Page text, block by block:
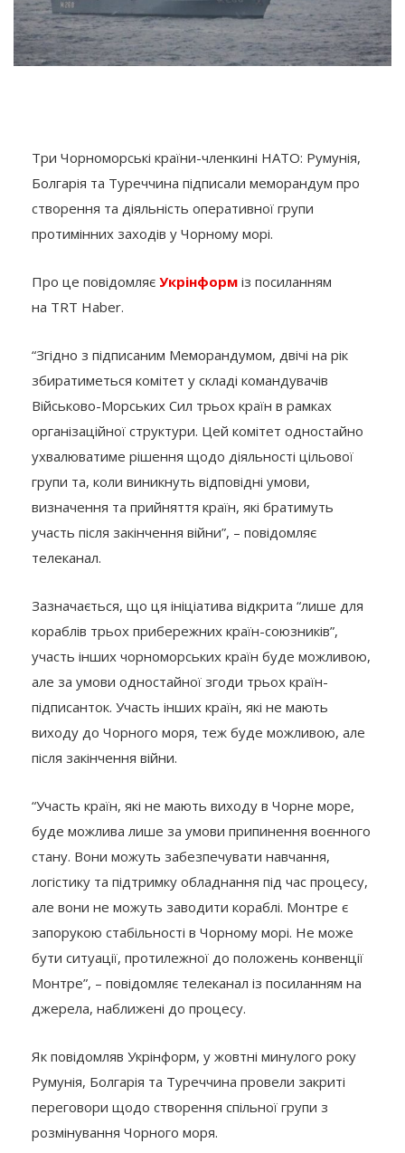
Три Чорноморські країни-членкині НАТО: Румунія,
Болгарія та Туреччина підписали меморандум про
створення та діяльність оперативної групи
протимінних заходів у Чорному морі.
Про це повідомляє Укрінформ із посиланням
на TRT Haber.
“Згідно з підписаним Меморандумом, двічі на рік
збиратиметься комітет у складі командувачів
Військово-Морських Сил трьох країн в рамках
організаційної структури. Цей комітет одностайно
ухвалюватиме рішення щодо діяльності цільової
групи та, коли виникнуть відповідні умови,
визначення та прийняття країн, які братимуть
участь після закінчення війни”, – повідомляє
телеканал.
Зазначається, що ця ініціатива відкрита “лише для
кораблів трьох прибережних країн-союзників”,
участь інших чорноморських країн буде можливою,
але за умови одностайної згоди трьох країн-
підписанток. Участь інших країн, які не мають
виходу до Чорного моря, теж буде можливою, але
після закінчення війни.
“Участь країн, які не мають виходу в Чорне море,
буде можлива лише за умови припинення воєнного
стану. Вони можуть забезпечувати навчання,
логістику та підтримку обладнання під час процесу,
але вони не можуть заводити кораблі. Монтре є
запорукою стабільності в Чорному морі. Не може
бути ситуації, протилежної до положень конвенції
Монтре”, – повідомляє телеканал із посиланням на
джерела, наближені до процесу.
Як повідомляв Укрінформ, у жовтні минулого року
Румунія, Болгарія та Туреччина провели закриті
переговори щодо створення спільної групи з
розмінування Чорного моря.